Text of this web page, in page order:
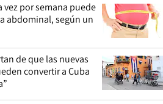
vez por semana puede
abdominal, según un
de que las nuevas
convertir a Cuba